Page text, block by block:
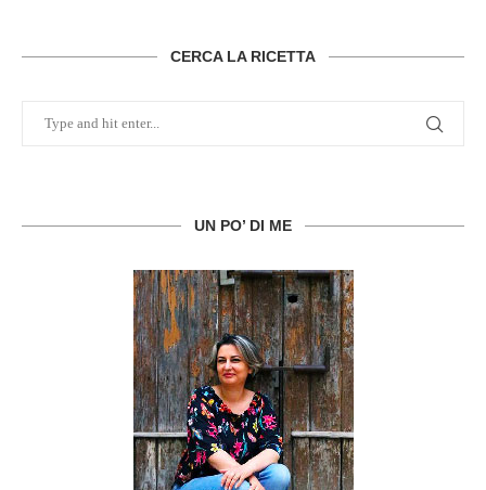
CERCA LA RICETTA
UN PO’ DI ME